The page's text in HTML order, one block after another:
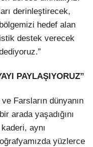
derinleştirecek,
hedef alan
destek verecek
PAYLAŞIYORUZ”
Farsların dünyanın
arada yaşadığını
aynı
yüzlerce